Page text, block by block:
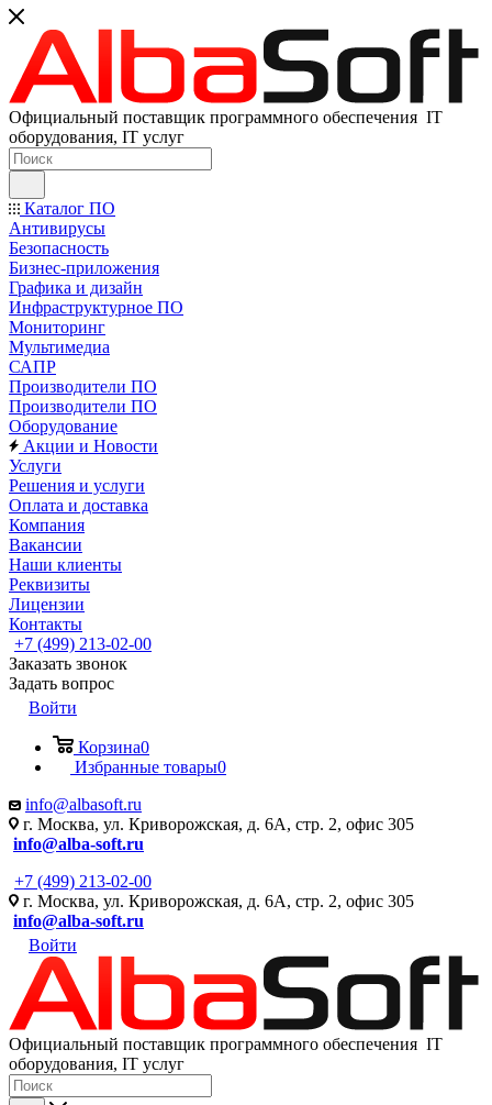
Официальный поставщик программного обеспечения IT
оборудования, IT услуг
Каталог ПО
Антивирусы
Безопасность
Бизнес-приложения
Графика и дизайн
Инфраструктурное ПО
Мониторинг
Мультимедиа
САПР
Производители ПО
Производители ПО
Оборудование
Акции и Новости
Услуги
Решения и услуги
Оплата и доставка
Компания
Вакансии
Наши клиенты
Реквизиты
Лицензии
Контакты
+7 (499) 213-02-00
Заказать звонок
Задать вопрос
Войти
Корзина0
Избранные товары0
info@albasoft.ru
г. Москва, ул. Криворожская, д. 6А, стр. 2, офис 305
info@alba-soft.ru
+7 (499) 213-02-00
г. Москва, ул. Криворожская, д. 6А, стр. 2, офис 305
info@alba-soft.ru
Войти
Официальный поставщик программного обеспечения IT
оборудования, IT услуг